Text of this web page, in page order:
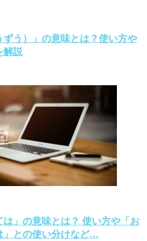
ずう）」の意味とは？使い方や
解説
は」の意味とは？ 使い方や「お
」との使い分けなど…